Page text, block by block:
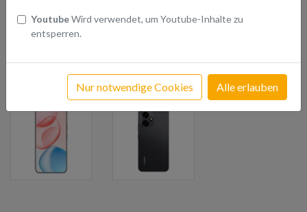
YoutubeWird verwendet, um Youtube-Inhalte zu
entsperren.
Nur notwendige Cookies Alle erlauben